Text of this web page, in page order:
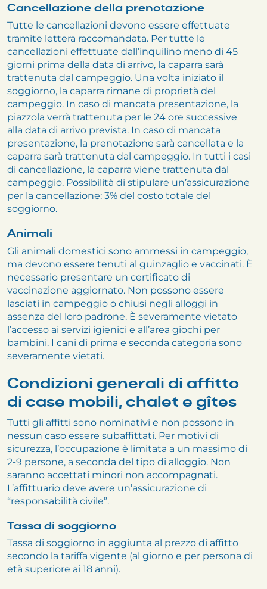
Cancellazione della prenotazione
Tutte le cancellazioni devono essere effettuate
tramite lettera raccomandata. Per tutte le
cancellazioni effettuate dall’inquilino meno di 45
giorni prima della data di arrivo, la caparra sarà
trattenuta dal campeggio. Una volta iniziato il
soggiorno, la caparra rimane di proprietà del
campeggio. In caso di mancata presentazione, la
piazzola verrà trattenuta per le 24 ore successive
alla data di arrivo prevista. In caso di mancata
presentazione, la prenotazione sarà cancellata e la
caparra sarà trattenuta dal campeggio. In tutti i casi
di cancellazione, la caparra viene trattenuta dal
campeggio. Possibilità di stipulare un’assicurazione
per la cancellazione: 3% del costo totale del
soggiorno.
Animali
Gli animali domestici sono ammessi in campeggio,
ma devono essere tenuti al guinzaglio e vaccinati. È
necessario presentare un certificato di
vaccinazione aggiornato. Non possono essere
lasciati in campeggio o chiusi negli alloggi in
assenza del loro padrone. È severamente vietato
l’accesso ai servizi igienici e all’area giochi per
bambini. I cani di prima e seconda categoria sono
severamente vietati.
Condizioni generali di affitto
di case mobili, chalet e gîtes
Tutti gli affitti sono nominativi e non possono in
nessun caso essere subaffittati. Per motivi di
sicurezza, l’occupazione è limitata a un massimo di
2-9 persone, a seconda del tipo di alloggio. Non
saranno accettati minori non accompagnati.
L’affittuario deve avere un’assicurazione di
“responsabilità civile”.
Tassa di soggiorno
Tassa di soggiorno in aggiunta al prezzo di affitto
secondo la tariffa vigente (al giorno e per persona di
età superiore ai 18 anni).